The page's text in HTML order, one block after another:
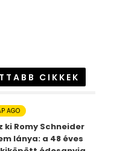
CIKKEK
AGO
ki Romy Schneider
lánya: a 48 éves